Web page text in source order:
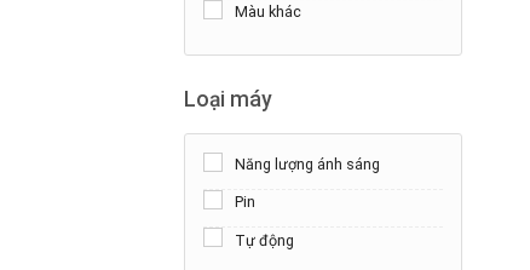
Màu khác
Loại máy
Năng lượng ánh sáng
Pin
Tự động